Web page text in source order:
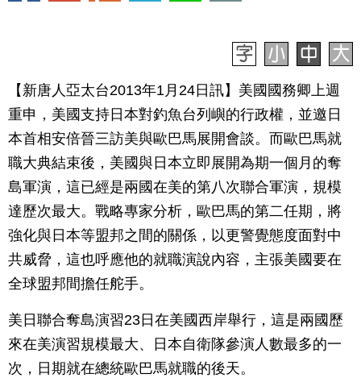
【新唐人亞太台2013年1月24日訊】美國國務卿上週
重申，美國支持日本對釣魚台列嶼的行政權，並邀日
本首相安倍晉三訪美與歐巴馬展開會談。而歐巴馬就
職大典結束後，美國與日本立即展開為期一個月的奪
島軍演，這已經是兩國在美的第八次聯合軍演，規模
達歷次最大。戰略專家分析，歐巴馬的第二任期，將
強化與日本等盟邦之間的關係，以更警覺態度面對中
共威脅，這也呼應他的就職演說內容，主張美國要在
全球盟邦間擔任舵手。
美日聯合奪島演習23日在美國西岸舉行，這是兩國歷
來在美演習規模最大、日本自衛隊參演人數最多的一
次，日期就在總統歐巴馬就職的後天。